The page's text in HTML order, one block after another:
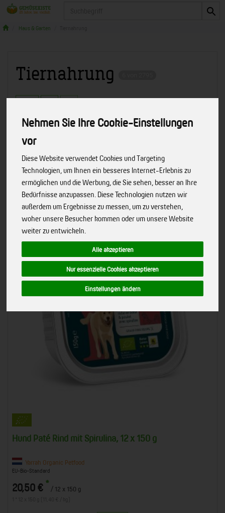
Nehmen Sie Ihre Cookie-Einstellungen
vor
Diese Website verwendet Cookies und Targeting
Technologien, um Ihnen ein besseres Internet-Erlebnis zu
ermöglichen und die Werbung, die Sie sehen, besser an Ihre
Bedürfnisse anzupassen. Diese Technologien nutzen wir
außerdem um Ergebnisse zu messen, um zu verstehen,
woher unsere Besucher kommen oder um unsere Website
weiter zu entwickeln.
Alle akzeptieren
Nur essenzielle Cookies akzeptieren
Einstellungen ändern
Haus & Garten
Tiernahrung
Hund Paté Rind mit Spirulina, 12 x 150 g
Yarrah Organic Petfood
EU-Bio-Standard
20,50 € * / 12 x 150 g